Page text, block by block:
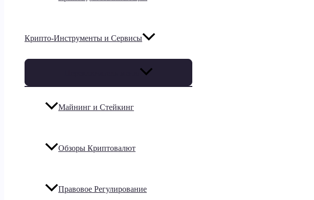
Крипто-Инструменты и Сервисы
Майнинг и Стейкинг
Обзоры Криптовалют
Правовое Регулирование